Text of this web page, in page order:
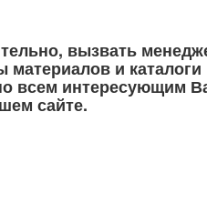
вызвать
и
всем интересующим
сайте.